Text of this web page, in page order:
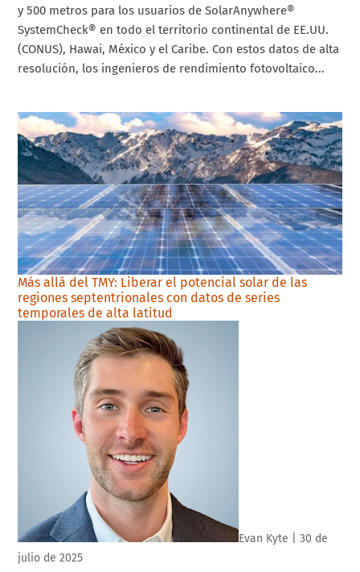
y 500 metros para los usuarios de SolarAnywhere®
SystemCheck® en todo el territorio continental de EE.UU.
(CONUS), Hawai, México y el Caribe. Con estos datos de alta
resolución, los ingenieros de rendimiento fotovoltaico...
Más allá del TMY: Liberar el potencial solar de las
regiones septentrionales con datos de series
temporales de alta latitud
Evan Kyte |30 de
julio de 2025